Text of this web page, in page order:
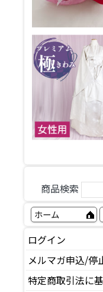
商品検索
ホーム
ログイン
メルマガ申込/停
特定商取引法に